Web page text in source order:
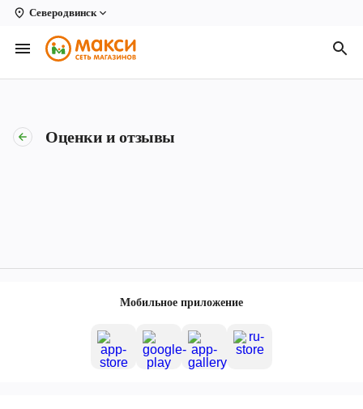
Северодвинск
Вологда
Архангельск
Киров
Новодвинск
Оценки и отзывы
Мобильное приложение